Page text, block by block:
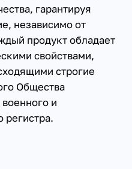
гарантируя
независимо от
продукт обладает
свойствами,
строгие
Общества
и
регистра.